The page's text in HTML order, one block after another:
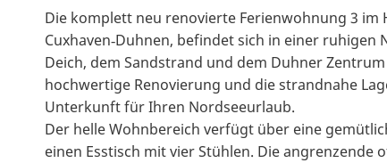
Die komplett neu renovierte Ferienwohnung 3 im
Cuxhaven‑Duhnen, befindet sich in einer
Deich, dem Sandstrand und dem Duhner
hochwertige Renovierung und die strandnahe
Unterkunft für Ihren Nordseeurlaub.
Der helle Wohnbereich verfügt über eine
einen Esstisch mit vier Stühlen. Die